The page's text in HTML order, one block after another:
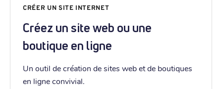
CRÉER UN SITE INTERNET
Créez un site web ou une
boutique en ligne
Un outil de création de sites web et de boutiques
en ligne convivial.